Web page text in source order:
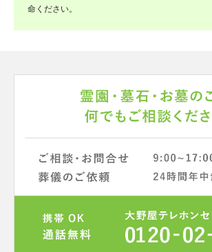
命ください。